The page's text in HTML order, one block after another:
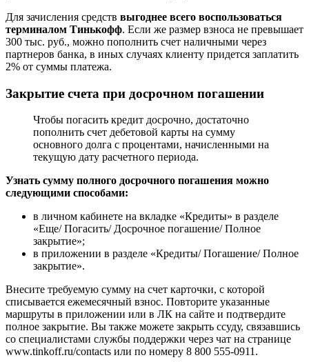
Для зачисления средств выгоднее всего воспользоваться
терминалом Тинькофф. Если же размер взноса не превышает
300 тыс. руб., можно пополнить счет наличными через
партнеров банка, в иных случаях клиенту придется заплатить
2% от суммы платежа.
Закрытие счета при досрочном погашении
Чтобы погасить кредит досрочно, достаточно
пополнить счет дебетовой карты на сумму
основного долга с процентами, начисленными на
текущую дату расчетного периода.
Узнать сумму полного досрочного погашения можно
следующими способами:
в личном кабинете на вкладке «Кредиты» в разделе
«Еще/ Погасить/ Досрочное погашение/ Полное
закрытие»;
в приложении в разделе «Кредиты/ Погашение/ Полное
закрытие».
Внесите требуемую сумму на счет карточки, с которой
списывается ежемесячный взнос. Повторите указанные
маршруты в приложении или в ЛК на сайте и подтвердите
полное закрытие. Вы также можете закрыть ссуду, связавшись
со специалистами службы поддержки через чат на странице
www.tinkoff.ru/contacts или по номеру 8 800 555-0911.